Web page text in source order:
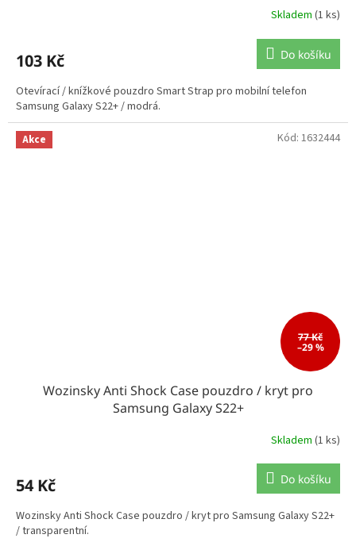
Skladem (1 ks)
103 Kč Do košíku
Otevírací / knížkové pouzdro Smart Strap pro mobilní telefon
Samsung Galaxy S22+ / modrá.
Akce
77 Kč
–29 %
Wozinsky Anti Shock Case pouzdro / kryt pro
Samsung Galaxy S22+
Skladem (1 ks)
54 Kč Do košíku
Wozinsky Anti Shock Case pouzdro / kryt pro Samsung Galaxy S22+
/ transparentní.
Kód: 1632444